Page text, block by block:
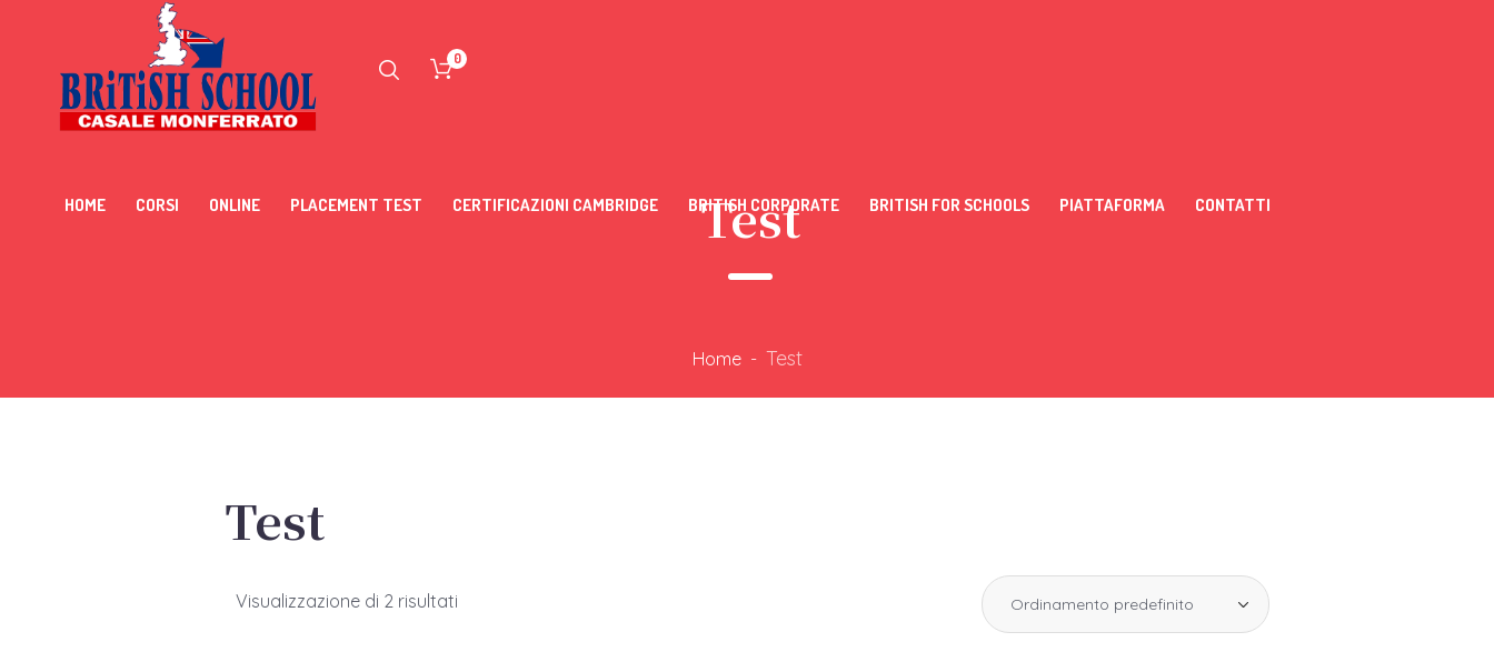
0
HOME CORSI ONLINE PLACEMENT TEST CERTIFICAZIONI CAMBRIDGE BRITISH CORPORATE BRITISH FOR SCHOOLS PIATTAFORMA CONTATTI
Test
Home- Test
Test
Visualizzazione di 2 risultati